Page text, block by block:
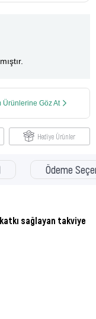
Ürünlerine Göz At
Hediye Ürünler
Ödeme
sağlayan takviye